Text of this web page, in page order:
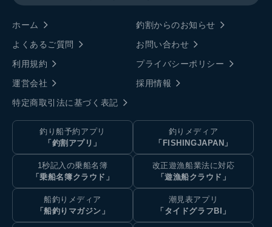
ホーム
釣割からのお知らせ
よくあるご質問
お問い合わせ
利用規約
プライバシーポリシー
運営会社
採用情報
特定商取引法に基づく表記
釣り船予約アプリ
「釣割アプリ」
釣りメディア
「FISHINGJAPAN」
1秒記入の乗船名簿
「乗船名簿クラウド」
改正遊漁船業法に対応
「遊漁船クラウド」
船釣りメディア
「船釣りマガジン」
潮見表アプリ
「タイドグラフBI」